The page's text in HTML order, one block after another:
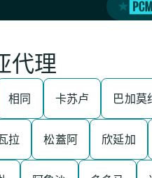
代理
相同 卡苏卢 巴加莫
拉 松蓋阿 欣延加